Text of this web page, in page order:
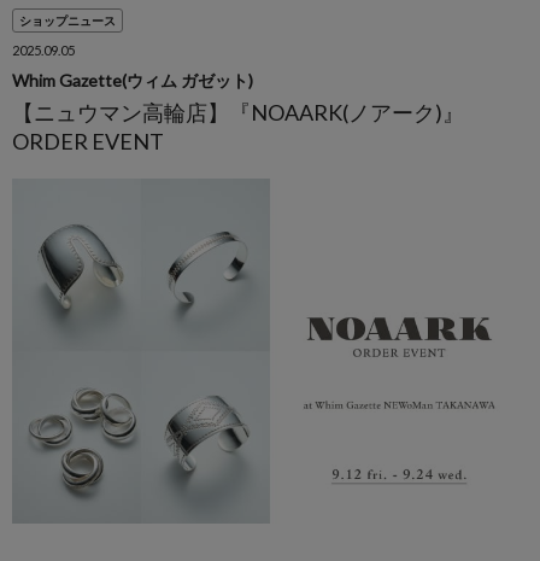
ショップニュース
2025.09.05
Whim Gazette(ウィム ガゼット)
【ニュウマン高輪店】『NOAARK(ノアーク)』
ORDER EVENT